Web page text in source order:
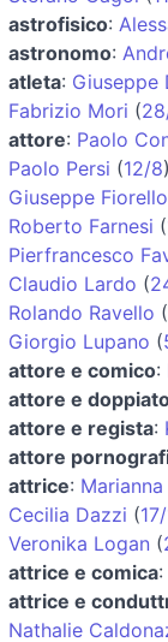
astrofisico:
astronomo:
atleta: Giuseppe
Fabrizio Mori (
attore: Paolo
Paolo Persi (12/8)
Giuseppe Fiorello
Roberto Farnesi (
Pierfrancesco
Claudio Lardo (
Rolando Ravello (
Giorgio Lupano (
attore e comico:
attore e
attore e regista:
attore
attrice:
Cecilia Dazzi (
Veronika Logan (
attrice e comica:
attrice e
Nathalie